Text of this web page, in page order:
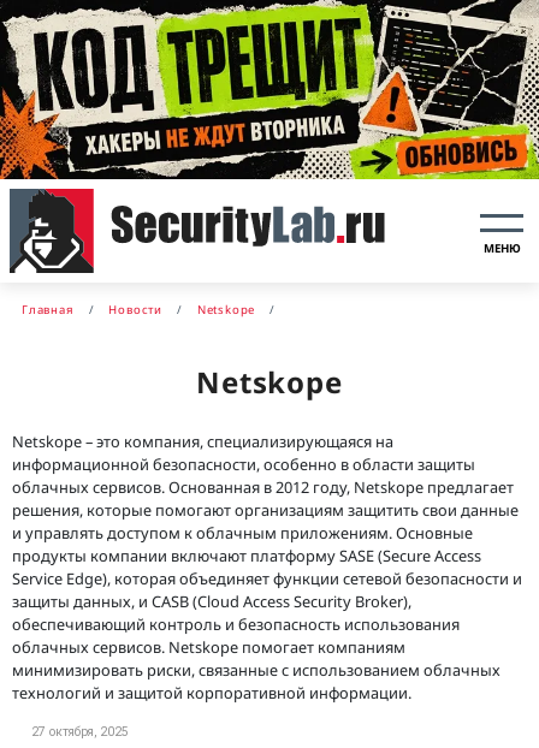
МЕНЮ
Главная Новости Netskope
Netskope
Netskope – это компания, специализирующаяся на
информационной безопасности, особенно в области защиты
облачных сервисов. Основанная в 2012 году, Netskope предлагает
решения, которые помогают организациям защитить свои данные
и управлять доступом к облачным приложениям. Основные
продукты компании включают платформу SASE (Secure Access
Service Edge), которая объединяет функции сетевой безопасности и
защиты данных, и CASB (Cloud Access Security Broker),
обеспечивающий контроль и безопасность использования
облачных сервисов. Netskope помогает компаниям
минимизировать риски, связанные с использованием облачных
технологий и защитой корпоративной информации.
27 октября, 2025